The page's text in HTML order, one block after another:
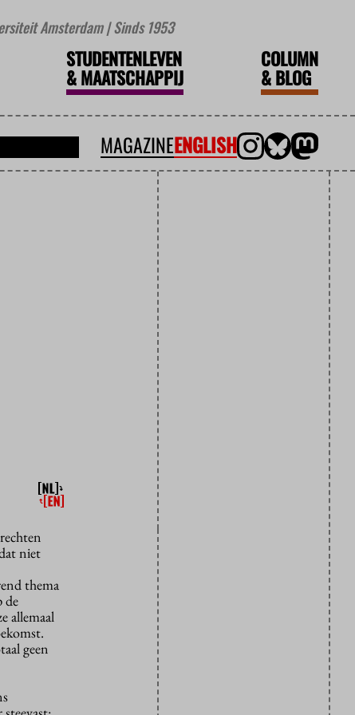
Amsterdam | Sinds 1953
STUDENTENLEVEN
&MAATSCHAPPIJ
COLUMN
&BLOG
MAGAZINEENGLISH
niet
thema
de
allemaal
geen